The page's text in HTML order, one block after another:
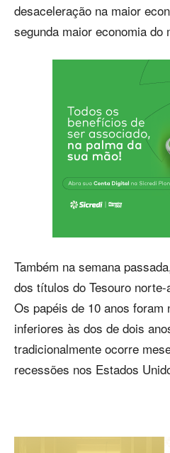
desaceleração na maior
segunda maior economia do
Também na semana
dos títulos do Tesouro
Os papéis de 10 anos foram
inferiores às dos de dois
tradicionalmente ocorre
recessões nos Estados